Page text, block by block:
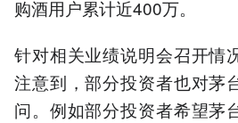
购酒用户累计近400万。
针对相关业绩说明会召开情
注意到，部分投资者也对茅
问。例如部分投资者希望茅